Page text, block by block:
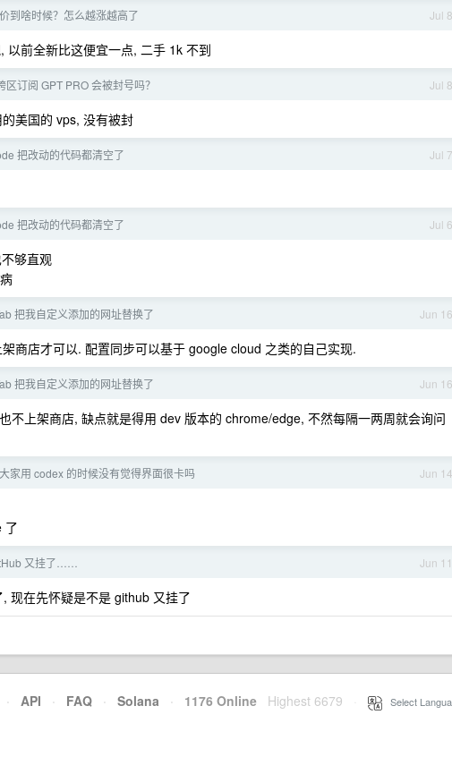
Jul 8
到啥时候？怎么越涨越高了
以前全新比这便宜一点, 二手 1k 不到
Jul 8
区订阅 GPT PRO 会被封号吗？
美国的 vps, 没有被封
Jul 7
把改动的代码都清空了
Jul 6
把改动的代码都清空了
够直观
Jun 16
把我自定义添加的网址替换了
商店才可以. 配置同步可以基于 google cloud 之类的自己实现.
Jun 16
把我自定义添加的网址替换了
不上架商店, 缺点就是得用 dev 版本的 chrome/edge, 不然每隔一两周就会询问
Jun 14
大家用 codex 的时候没有觉得界面很卡吗
了
Jun 11
又挂了……
现在先怀疑是不是 github 又挂了
· API · FAQ · Solana · 1176 Online Highest 6679 Select